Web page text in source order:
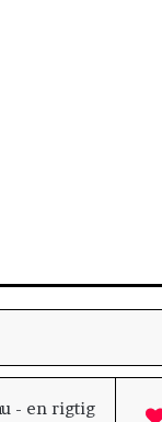
- en rigtig